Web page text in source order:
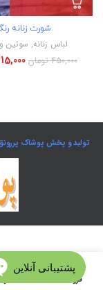
شورت زنانه
لباس زنانه, سوتین
450,000 تومان
تولید و پخش پوشاک
فروشگاه